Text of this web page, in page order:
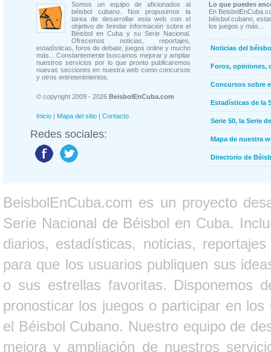
Somos un equipo de aficionados al
béisbol cubano. Nos propusimos la
tarea de desarrollar esta web con el
objetivo de brindar información sobre el
Béisbol en Cuba y su Serie Nacional.
Ofrecemos noticias, reportajes,
estadísticas, foros de debate, juegos online y mucho
más... Constantemente buscamos mejorar y ampliar
nuestros servicios por lo que pronto publicaremos
nuevas secciones en nuestra web como concursos
y otros entretenimientos.
© copyright 2009 - 2026 BeisbolEnCuba.com
Inicio | Mapa del sitio | Contacto
Redes sociales:
Lo que puedes
En
béisbol cubano,
los juegos y más...
Noticias del
Foros, opiniones,
Concursos sobre
Estadísticas de la
Serie 50, la Serie
Mapa de nuestra
Directorio de
BeisbolEnCuba.com es un proyecto
Serie Nacional de Béisbol en Cuba.
diarios, estadísticas, noticias,
para que los usuarios publiquen sus
o sus estrellas favoritas. Disponemos
pronosticar los juegos o participar en
el Béisbol Cubano. Nuestro equipo de
mejora y ampliación de nuestros